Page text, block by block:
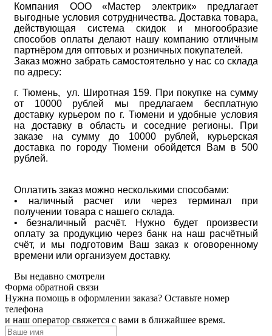
Компания ООО «Мастер электрик» предлагает
выгодные условия сотрудничества. Доставка товара,
действующая система скидок и многообразие
способов оплаты делают нашу компанию отличным
партнёром для оптовых и розничных покупателей.
Заказ можно забрать самостоятельно у нас со склада
по адресу:
г. Тюмень, ул. Широтная 159. При покупке на сумму
от 10000 рублей мы предлагаем бесплатную
доставку курьером по г. Тюмени и удобные условия
на доставку в область и соседние регионы. При
заказе на сумму до 10000 рублей, курьерская
доставка по городу Тюмени обойдется Вам в 500
рублей.
Оплатить заказ можно несколькими способами:
• наличный расчет или через терминал при
получении товара с нашего склада.
• безналичный расчёт. Нужно будет произвести
оплату за продукцию через банк на наш расчётный
счёт, и мы подготовим Ваш заказ к оговоренному
времени или организуем доставку.
Вы недавно смотрели
Форма обратной связи
Нужна помощь в оформлении заказа? Оставьте номер
телефона
и наш оператор свяжется с вами в ближайшее время.